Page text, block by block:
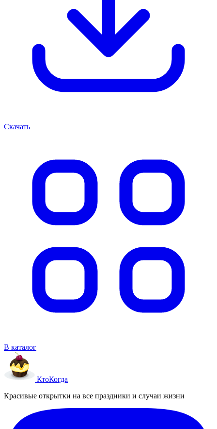
Скачать
В каталог
КтоКогда
Красивые открытки на все праздники и случаи жизни